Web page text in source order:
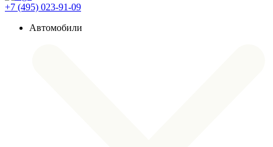
+7 (495) 023-91-09
Автомобили